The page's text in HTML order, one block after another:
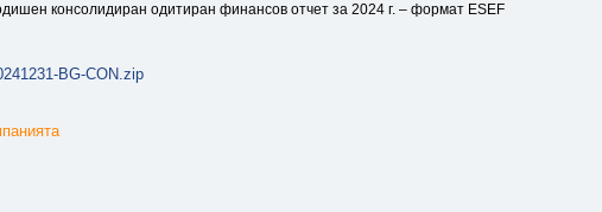
консолидиран одитиран финансов отчет за 2024 г. – формат ESEF
BG-CON.zip